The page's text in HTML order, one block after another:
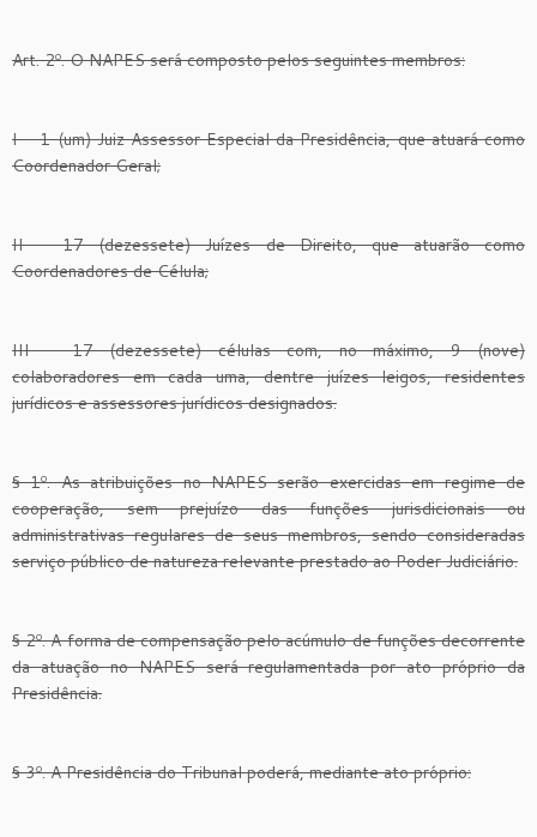
Art. 2º. O NAPES será composto pelos seguintes membros:
I – 1 (um) Juiz Assessor Especial da Presidência, que atuará como
Coordenador Geral;
II – 17 (dezessete) Juízes de Direito, que atuarão como
Coordenadores de Célula;
III – 17 (dezessete) células com, no máximo, 9 (nove)
colaboradores em cada uma, dentre juízes leigos, residentes
jurídicos e assessores jurídicos designados.
§ 1º. As atribuições no NAPES serão exercidas em regime de
cooperação, sem prejuízo das funções jurisdicionais ou
administrativas regulares de seus membros, sendo consideradas
serviço público de natureza relevante prestado ao Poder Judiciário.
§ 2º. A forma de compensação pelo acúmulo de funções decorrente
da atuação no NAPES será regulamentada por ato próprio da
Presidência.
§ 3º. A Presidência do Tribunal poderá, mediante ato próprio: